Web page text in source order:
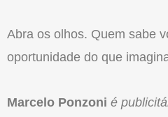
Abra os olhos. Quem sabe
oportunidade do que
Marcelo Ponzoni é